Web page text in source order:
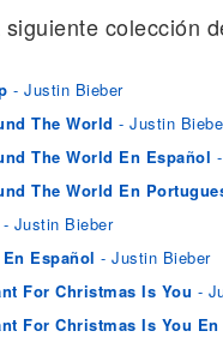
colección
- Justin Bieber
The World - Justin
The World En Español
The World En
- Justin Bieber
Español - Justin Bieber
For Christmas Is You -
For Christmas Is You En